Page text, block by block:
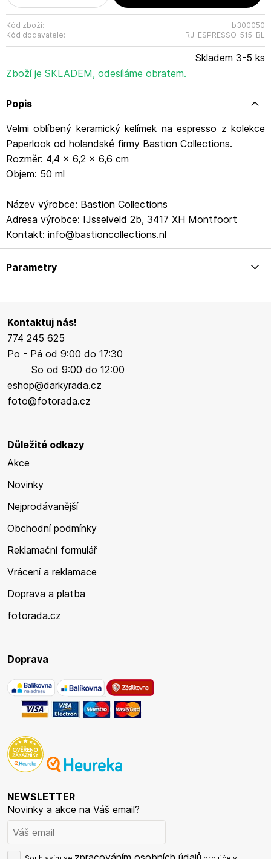
Kód zboží:
b300050
Kód dodavatele:
RJ-ESPRESSO-515-BL
Skladem 3-5 ks
Zboží je SKLADEM, odesíláme obratem.
Popis
Velmi oblíbený keramický kelímek na espresso z kolekce
Paperlook od holandské firmy Bastion Collections.
Rozměr: 4,4 x 6,2 x 6,6 cm
Objem: 50 ml
Název výrobce: Bastion Collections
Adresa výrobce: IJsselveld 2b, 3417 XH Montfoort
Kontakt: info@bastioncollections.nl
Parametry
Kontaktuj nás!
774 245 625
Po - Pá od 9:00 do 17:30
So od 9:00 do 12:00
eshop@darkyrada.cz
foto@fotorada.cz
Důležité odkazy
Akce
Novinky
Nejprodávanější
Obchodní podmínky
Reklamační formulář
Vrácení a reklamace
Doprava a platba
fotorada.cz
Doprava
NEWSLETTER
Novinky a akce na Váš email?